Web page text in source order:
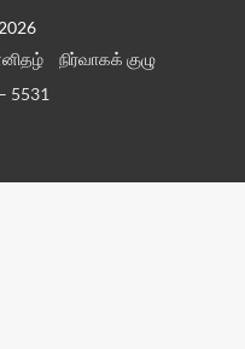
நிர்வாகக் குழு
5531